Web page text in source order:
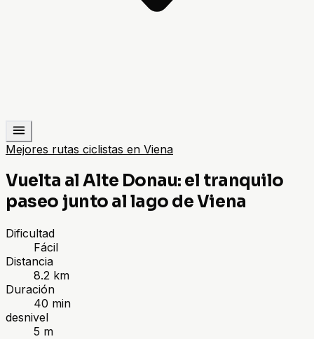
Mejores rutas ciclistas en Viena
Vuelta al Alte Donau: el tranquilo
paseo junto al lago de Viena
Dificultad
Fácil
Distancia
8.2 km
Duración
40 min
desnivel
5 m